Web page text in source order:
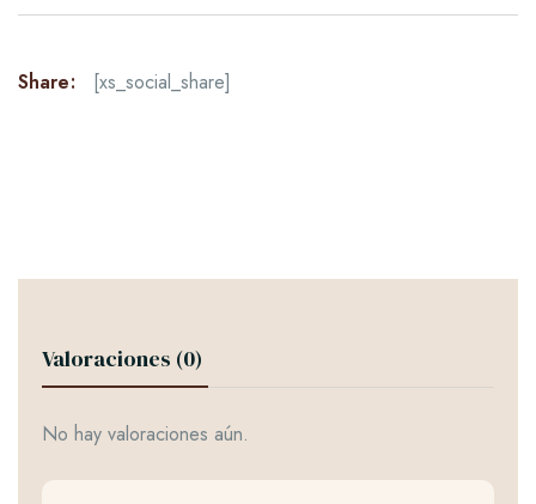
Share: [xs_social_share]
Valoraciones (0)
No hay valoraciones aún.